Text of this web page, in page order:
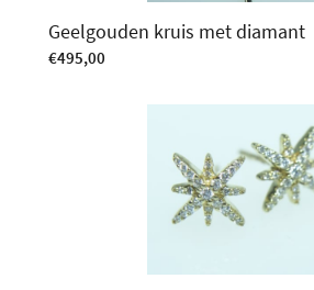
Geelgouden kruis met diamant
€495,00